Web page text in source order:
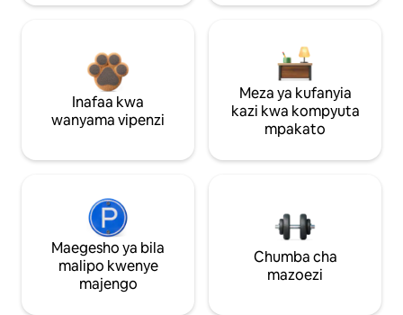
Inafaa kwa
wanyama vipenzi
Meza ya kufanyia
kazi kwa kompyuta
mpakato
Maegesho ya bila
malipo kwenye
majengo
Chumba cha
mazoezi